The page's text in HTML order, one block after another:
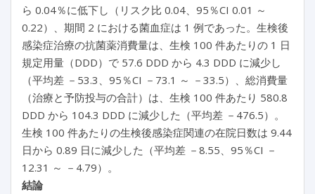
ら 0.04％に低下し（リスク比 0.04、95％CI 0.01 ～
0.22）、期間 2 における菌血症は 1 例であった。生検後
感染症治療の抗菌薬消費量は、生検 100 件あたりの 1 日
規定用量（DDD）で 57.6 DDD から 4.3 DDD に減少し
（平均差 －53.3、95％CI －73.1 ～ －33.5）、総消費量
（治療と予防投与の合計）は、生検 100 件あたり 580.8
DDD から 104.3 DDD に減少した（平均差 －476.5）。
生検 100 件あたりの生検後感染症関連の在院日数は 9.44
日から 0.89 日に減少した（平均差 －8.55、95％CI －
12.31 ～ －4.79）。
結論